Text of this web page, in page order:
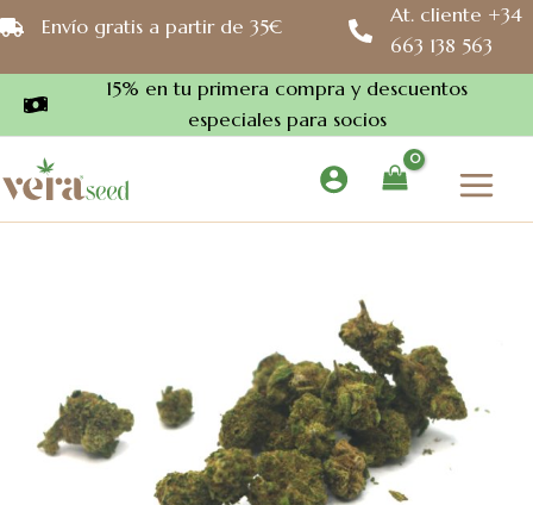
Ir
al
contenido
Envío gratis a partir de 35€
At. cliente +34
663 138 563
15% en tu primera compra y descuentos
especiales para socios